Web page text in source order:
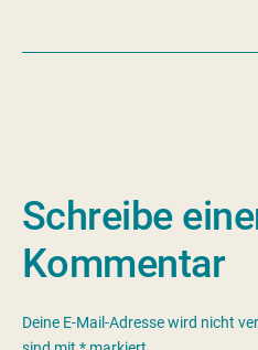
Schreibe
Kommentar
Deine E-Mail-Adresse wird nicht